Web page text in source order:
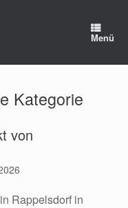
Menü
Kategorie
von
Rappelsdorf in